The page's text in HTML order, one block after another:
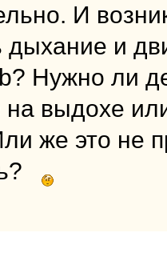
И
дыхание и
Нужно ли
на выдохе
же это не